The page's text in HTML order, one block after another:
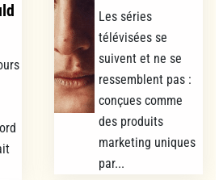
Les séries
télévisées se
suivent et ne se
ressemblent pas :
conçues comme
des produits
marketing uniques
par...